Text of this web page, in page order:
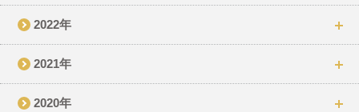
2022年
2021年
2020年